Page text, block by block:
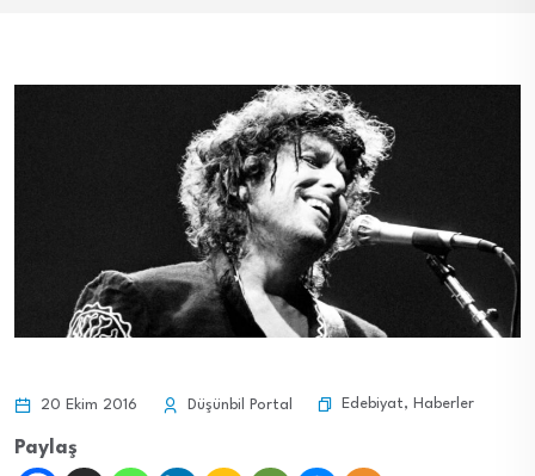
20 Ekim 2016 Düşünbil Portal Edebiyat, Haberler
Paylaş